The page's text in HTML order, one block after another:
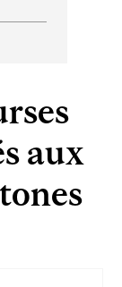
aux